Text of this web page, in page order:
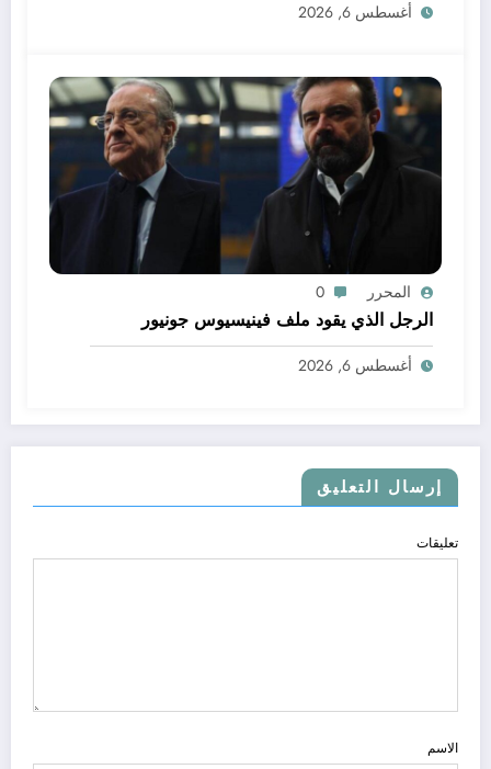
أغسطس 6, 2026
المحرر 0
الرجل الذي يقود ملف فينيسيوس جونيور
أغسطس 6, 2026
إرسال التعليق
تعليقات
الاسم